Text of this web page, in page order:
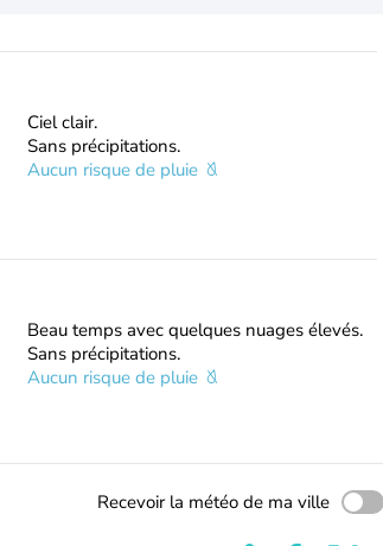
Ciel clair.
Sans précipitations.
Aucun risque de pluie
Beau temps avec quelques nuages élevés.
Sans précipitations.
Aucun risque de pluie
Recevoir la météo de ma ville